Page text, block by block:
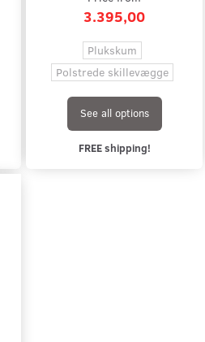
3.395,00
Plukskum
Polstrede skillevægge
See all options
FREE shipping!